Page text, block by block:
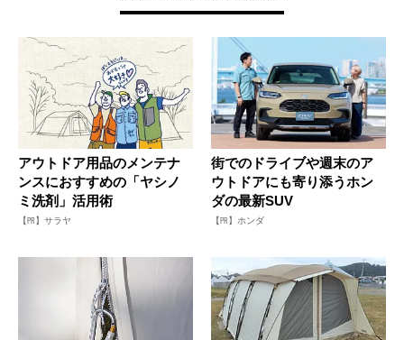
アウトドア用品のメンテナ
ンスにおすすめの「ヤシノ
ミ洗剤」活用術
【PR】サラヤ
街でのドライブや週末のア
ウトドアにも寄り添うホン
ダの最新SUV
【PR】ホンダ